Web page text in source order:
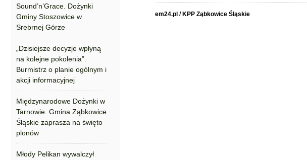
Sound’n’Grace. Dożynki
Gminy Stoszowice w
Srebrnej Górze
„Dzisiejsze decyzje wpłyną
na kolejne pokolenia”.
Burmistrz o planie ogólnym i
akcji informacyjnej
Międzynarodowe Dożynki w
Tarnowie. Gmina Ząbkowice
Śląskie zaprasza na święto
plonów
Młody Pelikan wywalczył
em24.pl / KPP Ząbkowice Śląskie